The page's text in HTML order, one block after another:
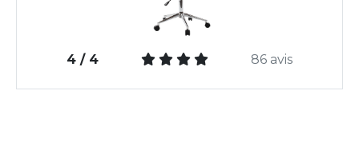
4 / 4 86 avis